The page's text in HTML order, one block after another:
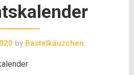
byBastelkäuzchen